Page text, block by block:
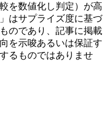
を数値化し判定）が高
はサプライズ度に基づ
のであり、記事に掲載
を示唆あるいは保証す
るものではありませ